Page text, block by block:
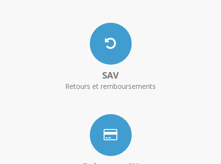
SAV
Retours et remboursements